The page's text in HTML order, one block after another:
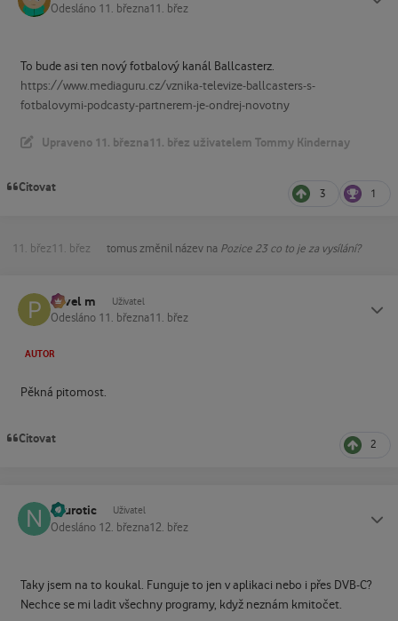
Odesláno 11. března11. břez
To bude asi ten nový fotbalový kanál Ballcasterz.
https://www.mediaguru.cz/vznika-televize-ballcasters-s-
fotbalovymi-podcasty-partnerem-je-ondrej-novotny
Upraveno 11. března11. břez uživatelem Tommy Kindernay
Citovat 3 1
11. břez 11. břez tomuszměnil název na Pozice 23 co to je za vysílání?
Pavel m Uživatel
Odesláno 11. března11. břez
AUTOR
Pěkná pitomost.
Citovat 2
neurotic Uživatel
Odesláno 12. března12. břez
Taky jsem na to koukal. Funguje to jen v aplikaci nebo i přes DVB-C?
Nechce se mi ladit všechny programy, když neznám kmitočet.